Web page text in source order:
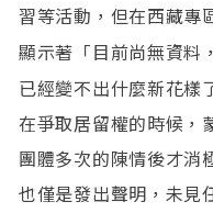
習等活動，但在西藏專
顯示著「目前尚無資料
已經變不出什麼新花樣
在爭取居留權的時候，
團體多次的陳情後才消
也僅是發出聲明，未見